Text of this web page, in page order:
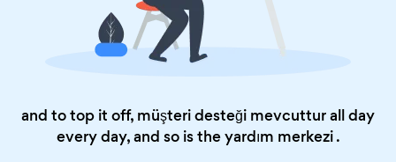
and to top it off, müşteri desteği mevcuttur all day
every day, and so is theyardım merkezi.